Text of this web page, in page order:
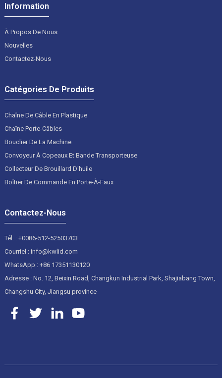
Information
À Propos De Nous
Nouvelles
Contactez-Nous
Catégories De Produits
Chaîne De Câble En Plastique
Chaîne Porte-Câbles
Bouclier De La Machine
Convoyeur À Copeaux Et Bande Transporteuse
Collecteur De Brouillard D'huile
Boîtier De Commande En Porte-À-Faux
Contactez-Nous
Tél. : +0086-512-52503703
Courriel : info@kwlid.com
WhatsApp : +86 17351130120
Adresse : No. 12, Beixin Road, Changkun Industrial Park, Shajiabang Town,
Changshu City, Jiangsu province